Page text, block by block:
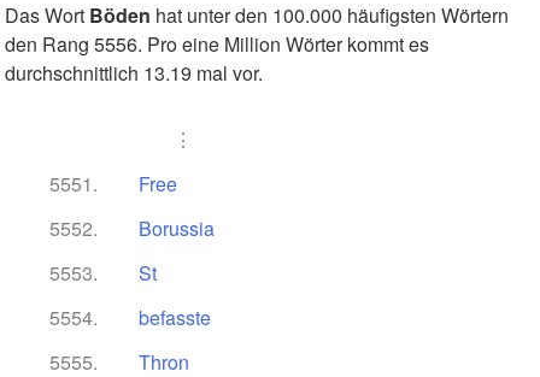
Das Wort Böden hat unter den 100.000 häufigsten Wörtern
den Rang 5556. Pro eine Million Wörter kommt es
durchschnittlich 13.19 mal vor.
⋮
5551.
Free
5552.
Borussia
5553.
St
5554.
befasste
5555.
Thron